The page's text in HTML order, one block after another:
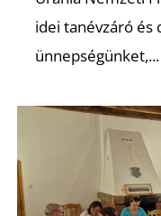
idei tanévzáró és
ünnepségünket,...